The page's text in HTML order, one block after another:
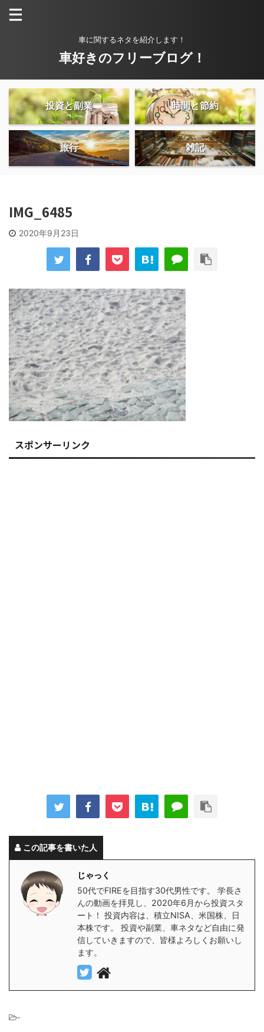
車に関するネタを紹介します！
車好きのフリーブログ！
投資と副業 時間と節約
旅行 雑記
IMG_6485
2020年9月23日
スポンサーリンク
この記事を書いた人
じゃっく
50代でFIREを目指す30代男性です。 学長さ
んの動画を拝見し、2020年6月から投資スタ
ート！ 投資内容は、積立NISA、米国株、日
本株です。 投資や副業、車ネタなど自由に発
信していきますので、皆様よろしくお願いし
ます。
-